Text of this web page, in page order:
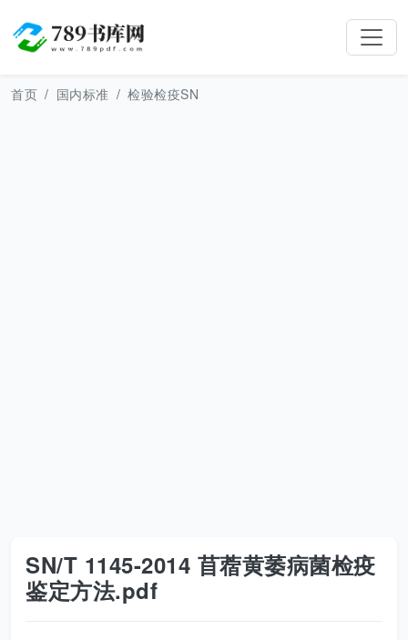
首页 国内标准 检验检疫SN
SN/T 1145-2014 苜蓿黄萎病菌检疫
鉴定方法.pdf